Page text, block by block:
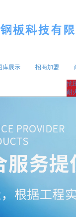
库展示 招商加盟
抗
耐